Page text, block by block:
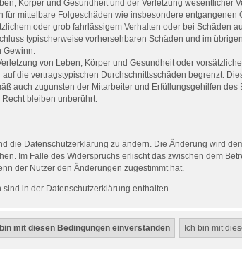
Körper und Gesundheit und der Verletzung
mittelbare Folgeschäden wie insbesondere entgangenen
oder grob fahrlässigem Verhalten oder bei Schäden
typischerweise vorhersehbaren Schäden und im
Gewinn.
von Leben, Körper und Gesundheit oder
die vertragstypischen Durchschnittsschäden begrenzt.
auch zugunsten der Mitarbeiter und Erfüllungsgehilfen des
bleiben unberührt.
die Datenschutzerklärung zu ändern. Die Änderung wird
Im Falle des Widerspruchs erlischt das zwischen dem
der Nutzer den Änderungen zugestimmt hat.
in der Datenschutzerklärung enthalten.